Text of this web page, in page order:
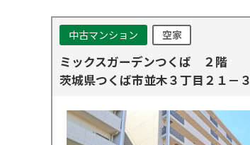
中古マンション 空家
ミックスガーデンつくば ２階
茨城県つくば市並木３丁目２１－３